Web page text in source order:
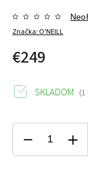
Značka: O'NEILL
€249
SKLADOM (1